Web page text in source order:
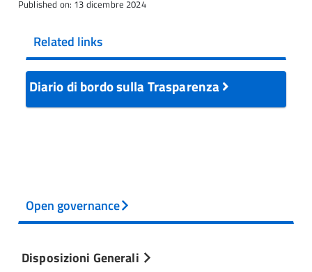
Published on: 13 dicembre 2024
Related links
Diario di bordo sulla Trasparenza
Open governance
Disposizioni Generali